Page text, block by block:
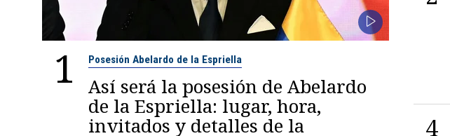
1 Posesión Abelardo de la Espriella
Así será la posesión de Abelardo
de la Espriella: lugar, hora,
invitados y detalles de la 4